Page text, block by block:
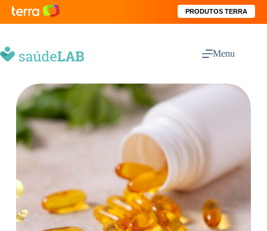
PRODUTOS TERRA
Menu